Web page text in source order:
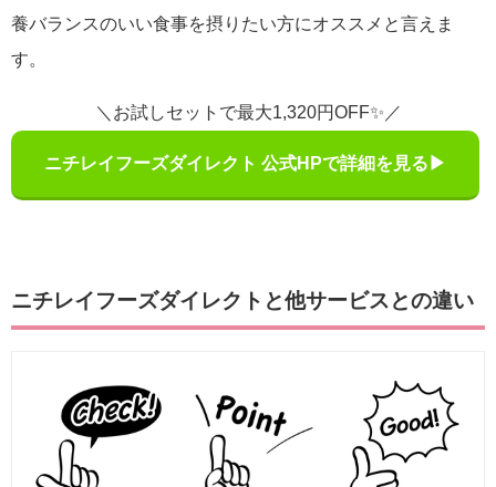
養バランスのいい食事を摂りたい方にオススメと言えま
す。
＼お試しセットで最大1,320円OFF✨／
ニチレイフーズダイレクト 公式HPで詳細を見る▶
ニチレイフーズダイレクトと他サービスとの違い